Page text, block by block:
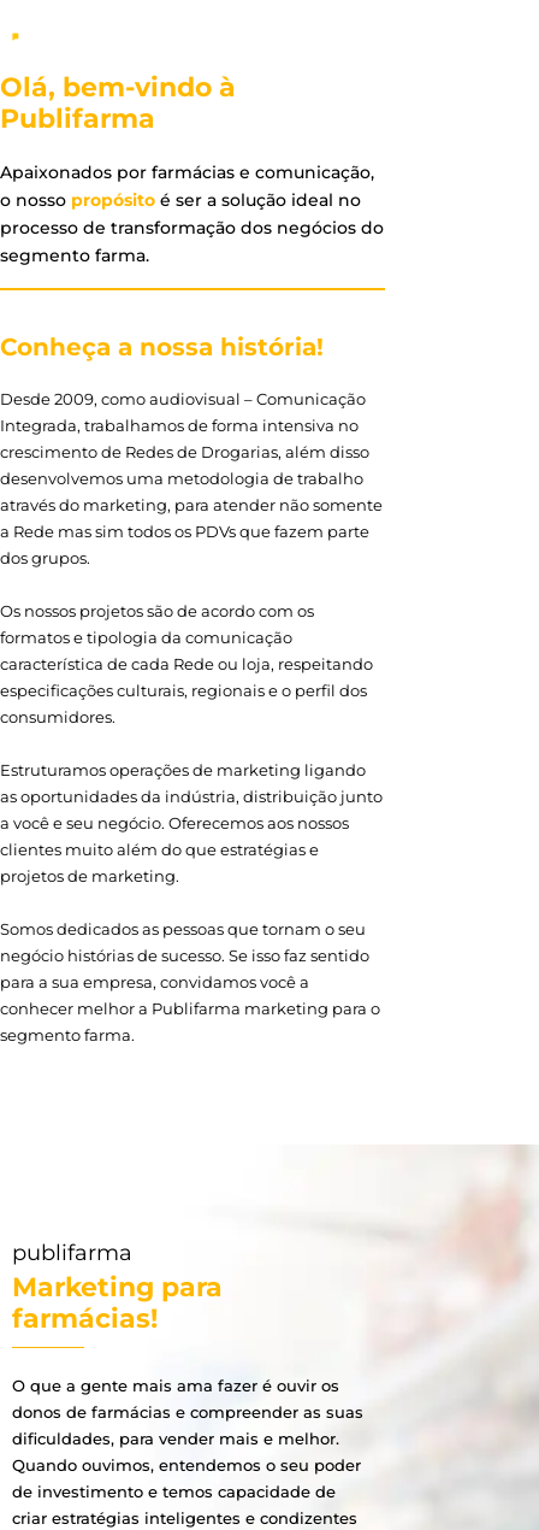
Olá, bem-vindo à
Publifarma
Apaixonados por farmácias e comunicação,
o nosso propósito é ser a solução ideal no
processo de transformação dos negócios do
segmento farma.
Conheça a nossa história!
Desde 2009, como audiovisual – Comunicação
Integrada, trabalhamos de forma intensiva no
crescimento de Redes de Drogarias, além disso
desenvolvemos uma metodologia de trabalho
através do marketing, para atender não somente
a Rede mas sim todos os PDVs que fazem parte
dos grupos.
Os nossos projetos são de acordo com os
formatos e tipologia da comunicação
característica de cada Rede ou loja, respeitando
especificações culturais, regionais e o perfil dos
consumidores.
Estruturamos operações de marketing ligando
as oportunidades da indústria, distribuição junto
a você e seu negócio. Oferecemos aos nossos
clientes muito além do que estratégias e
projetos de marketing.
Somos dedicados as pessoas que tornam o seu
negócio histórias de sucesso. Se isso faz sentido
para a sua empresa, convidamos você a
conhecer melhor a Publifarma marketing para o
segmento farma.
publifarma
Marketing para
farmácias!
O que a gente mais ama fazer é ouvir os
donos de farmácias e compreender as suas
dificuldades, para vender mais e melhor.
Quando ouvimos, entendemos o seu poder
de investimento e temos capacidade de
criar estratégias inteligentes e condizentes